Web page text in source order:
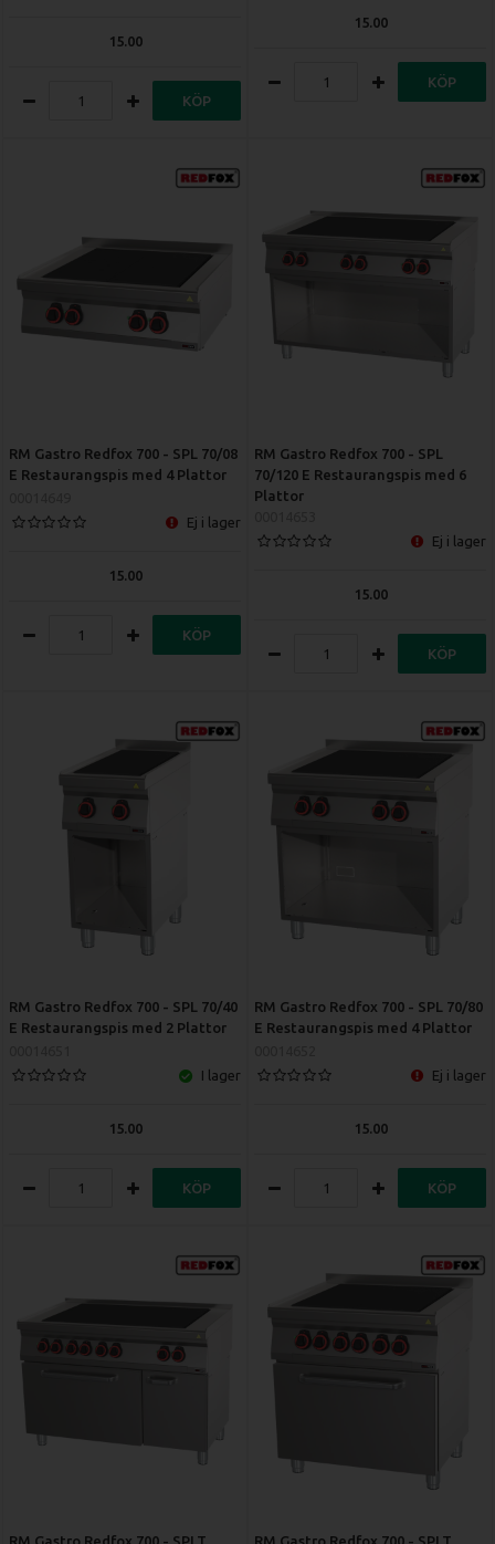
15.00
KÖP
15.00
KÖP
RM Gastro Redfox 700 - SPL 70/08
E Restaurangspis med 4 Plattor
Ej i lager
15.00
KÖP
RM Gastro Redfox 700 - SPL
70/120 E Restaurangspis med 6
Plattor
Ej i lager
15.00
KÖP
RM Gastro Redfox 700 - SPL 70/40
E Restaurangspis med 2 Plattor
I lager
15.00
KÖP
RM Gastro Redfox 700 - SPL 70/80
E Restaurangspis med 4 Plattor
Ej i lager
15.00
KÖP
RM Gastro Redfox 700 - SPLT RM Gastro Redfox 700 - SPLT